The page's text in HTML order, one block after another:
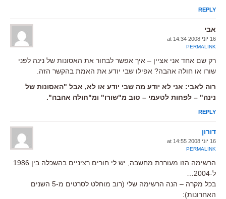
REPLY
אבי
16 יוני 2008 at 14:34
PERMALINK
רק שם אחד אני אציין – איך אפשר לבחור את האסונות של נינה לפני
שורו או חולה אהבה? אפילו שבי יודע את האמת בהקשר הזה.
רוה לאבי: אני לא יודע מה שבי יודע או לא, אבל "האסונות של
נינה" – לפחות לטעמי – טוב מ"שורו" ומ"חולה אהבה".
REPLY
דורון
16 יוני 2008 at 14:55
PERMALINK
הרשימה הזו מעוררת מחשבה, יש לי חורים רציניים בהשכלה בין 1986
ל-2004…
בכל מקרה – הנה הרשימה שלי (רוב מוחלט לסרטים מ-5 השנים
האחרונות):